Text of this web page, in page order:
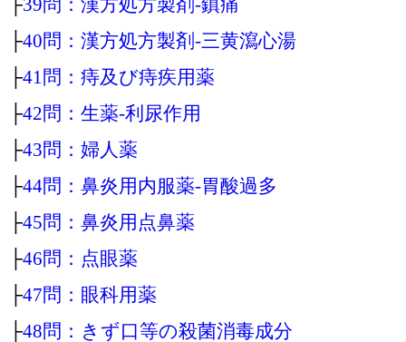
├39問：漢方処方製剤‐鎮痛
├40問：漢方処方製剤‐三黄瀉心湯
├41問：痔及び痔疾用薬
├42問：生薬‐利尿作用
├43問：婦人薬
├44問：鼻炎用内服薬‐胃酸過多
├45問：鼻炎用点鼻薬
├46問：点眼薬
├47問：眼科用薬
├48問：きず口等の殺菌消毒成分